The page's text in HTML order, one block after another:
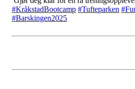
#KråkstadBootcamp #Tufteparken
#Barskingen2025